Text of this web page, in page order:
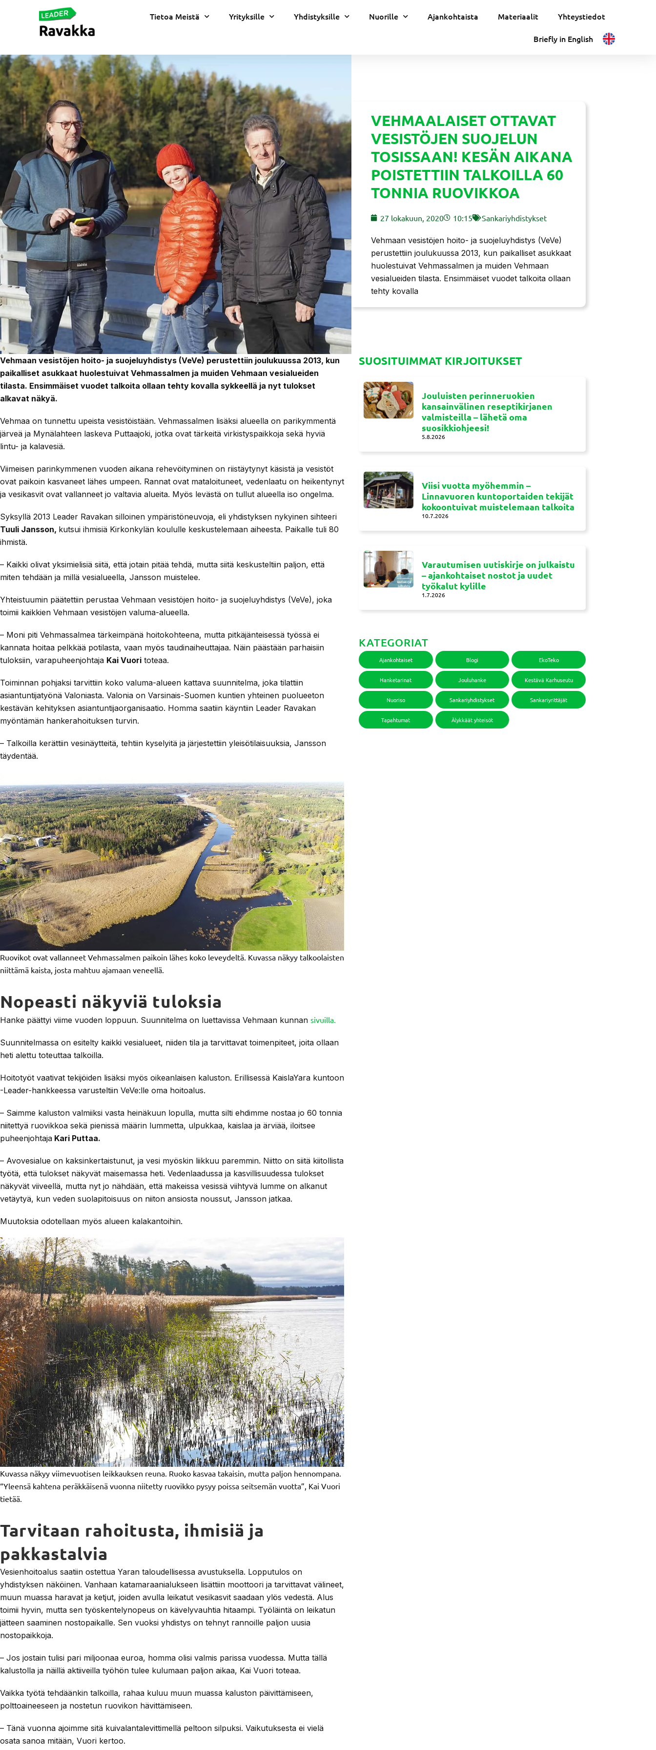
Tietoa Meistä Yrityksille Yhdistyksille Nuorille Ajankohtaista Materiaalit Yhteystiedot
Briefly in English
VEHMAALAISET OTTAVAT
VESISTÖJEN SUOJELUN
TOSISSAAN! KESÄN AIKANA
POISTETTIIN TALKOILLA 60
TONNIA RUOVIKKOA
27 lokakuun, 2020 10:15 Sankariyhdistykset
Vehmaan vesistöjen hoito- ja suojeluyhdistys (VeVe)
perustettiin joulukuussa 2013, kun paikalliset asukkaat
huolestuivat Vehmassalmen ja muiden Vehmaan
vesialueiden tilasta. Ensimmäiset vuodet talkoita ollaan
tehty kovalla
Vehmaan vesistöjen hoito- ja suojeluyhdistys (VeVe) perustettiin joulukuussa 2013, kun
paikalliset asukkaat huolestuivat Vehmassalmen ja muiden Vehmaan vesialueiden
tilasta. Ensimmäiset vuodet talkoita ollaan tehty kovalla sykkeellä ja nyt tulokset
alkavat näkyä.
Vehmaa on tunnettu upeista vesistöistään. Vehmassalmen lisäksi alueella on parikymmentä
järveä ja Mynälahteen laskeva Puttaajoki, jotka ovat tärkeitä virkistyspaikkoja sekä hyviä
lintu- ja kalavesiä.
Viimeisen parinkymmenen vuoden aikana rehevöityminen on riistäytynyt käsistä ja vesistöt
ovat paikoin kasvaneet lähes umpeen. Rannat ovat mataloituneet, vedenlaatu on heikentynyt
ja vesikasvit ovat vallanneet jo valtavia alueita. Myös levästä on tullut alueella iso ongelma.
Syksyllä 2013 Leader Ravakan silloinen ympäristöneuvoja, eli yhdistyksen nykyinen sihteeri
Tuuli Jansson, kutsui ihmisiä Kirkonkylän koululle keskustelemaan aiheesta. Paikalle tuli 80
ihmistä.
– Kaikki olivat yksimielisiä siitä, että jotain pitää tehdä, mutta siitä keskusteltiin paljon, että
miten tehdään ja millä vesialueella, Jansson muistelee.
Yhteistuumin päätettiin perustaa Vehmaan vesistöjen hoito- ja suojeluyhdistys (VeVe), joka
toimii kaikkien Vehmaan vesistöjen valuma-alueella.
– Moni piti Vehmassalmea tärkeimpänä hoitokohteena, mutta pitkäjänteisessä työssä ei
kannata hoitaa pelkkää potilasta, vaan myös taudinaiheuttajaa. Näin päästään parhaisiin
tuloksiin, varapuheenjohtaja Kai Vuori toteaa.
Toiminnan pohjaksi tarvittiin koko valuma-alueen kattava suunnitelma, joka tilattiin
asiantuntijatyönä Valoniasta. Valonia on Varsinais-Suomen kuntien yhteinen puolueeton
kestävän kehityksen asiantuntijaorganisaatio. Homma saatiin käyntiin Leader Ravakan
myöntämän hankerahoituksen turvin.
– Talkoilla kerättiin vesinäytteitä, tehtiin kyselyitä ja järjestettiin yleisötilaisuuksia, Jansson
täydentää.
Ruovikot ovat vallanneet Vehmassalmen paikoin lähes koko leveydeltä. Kuvassa näkyy talkoolaisten
niittämä kaista, josta mahtuu ajamaan veneellä.
Nopeasti näkyviä tuloksia
Hanke päättyi viime vuoden loppuun. Suunnitelma on luettavissa Vehmaan kunnan sivuilla.
Suunnitelmassa on esitelty kaikki vesialueet, niiden tila ja tarvittavat toimenpiteet, joita ollaan
heti alettu toteuttaa talkoilla.
Hoitotyöt vaativat tekijöiden lisäksi myös oikeanlaisen kaluston. Erillisessä KaislaYara kuntoon
-Leader-hankkeessa varusteltiin VeVe:lle oma hoitoalus.
– Saimme kaluston valmiiksi vasta heinäkuun lopulla, mutta silti ehdimme nostaa jo 60 tonnia
niitettyä ruovikkoa sekä pienissä määrin lummetta, ulpukkaa, kaislaa ja ärviää, iloitsee
puheenjohtaja Kari Puttaa.
– Avovesialue on kaksinkertaistunut, ja vesi myöskin liikkuu paremmin. Niitto on siitä kiitollista
työtä, että tulokset näkyvät maisemassa heti. Vedenlaadussa ja kasvillisuudessa tulokset
näkyvät viiveellä, mutta nyt jo nähdään, että makeissa vesissä viihtyvä lumme on alkanut
vetäytyä, kun veden suolapitoisuus on niiton ansiosta noussut, Jansson jatkaa.
Muutoksia odotellaan myös alueen kalakantoihin.
Kuvassa näkyy viimevuotisen leikkauksen reuna. Ruoko kasvaa takaisin, mutta paljon hennompana.
“Yleensä kahtena peräkkäisenä vuonna niitetty ruovikko pysyy poissa seitsemän vuotta”, Kai Vuori
tietää.
Tarvitaan rahoitusta, ihmisiä ja
pakkastalvia
Vesienhoitoalus saatiin ostettua Yaran taloudellisessa avustuksella. Lopputulos on
yhdistyksen näköinen. Vanhaan katamaraanialukseen lisättiin moottoori ja tarvittavat välineet,
muun muassa haravat ja ketjut, joiden avulla leikatut vesikasvit saadaan ylös vedestä. Alus
toimii hyvin, mutta sen työskentelynopeus on kävelyvauhtia hitaampi. Työläintä on leikatun
jätteen saaminen nostopaikalle. Sen vuoksi yhdistys on tehnyt rannoille paljon uusia
nostopaikkoja.
– Jos jostain tulisi pari miljoonaa euroa, homma olisi valmis parissa vuodessa. Mutta tällä
kalustolla ja näillä aktiiveilla työhön tulee kulumaan paljon aikaa, Kai Vuori toteaa.
Vaikka työtä tehdäänkin talkoilla, rahaa kuluu muun muassa kaluston päivittämiseen,
polttoaineeseen ja nostetun ruovikon hävittämiseen.
– Tänä vuonna ajoimme sitä kuivalantalevittimellä peltoon silpuksi. Vaikutuksesta ei vielä
osata sanoa mitään, Vuori kertoo.
SUOSITUIMMAT KIRJOITUKSET
Jouluisten perinneruokien
kansainvälinen reseptikirjanen
valmisteilla – lähetä oma
suosikkiohjeesi!
5.8.2026
Viisi vuotta myöhemmin –
Linnavuoren kuntoportaiden tekijät
kokoontuivat muistelemaan talkoita
10.7.2026
Varautumisen uutiskirje on julkaistu
– ajankohtaiset nostot ja uudet
työkalut kylille
1.7.2026
KATEGORIAT
Ajankohtaiset Blogi EkoTeko
Hanketarinat Jouluhanke Kestävä Karhuseutu
Nuoriso Sankariyhdistykset Sankariyrittäjät
Tapahtumat Älykkäät yhteisöt